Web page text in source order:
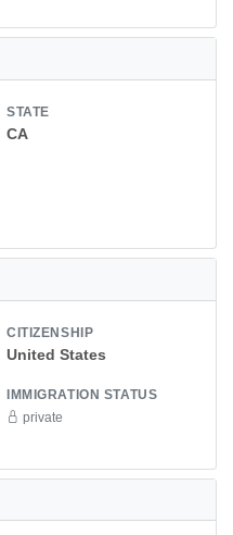
STATE
CA
CITIZENSHIP
United States
IMMIGRATION STATUS
private